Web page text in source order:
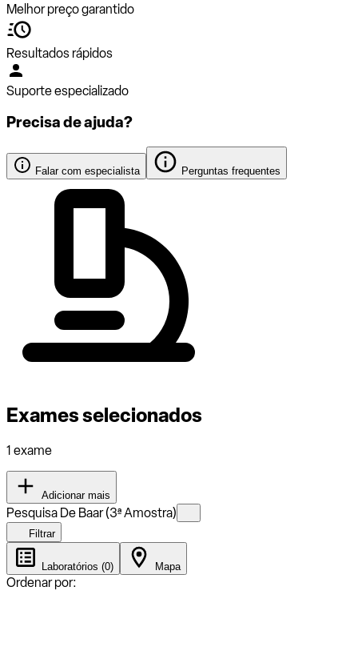
Melhor preço garantido
Resultados rápidos
Suporte especializado
Precisa de ajuda?
Falar com especialista Perguntas frequentes
Exames selecionados
1 exame
Adicionar mais
Pesquisa De Baar (3ª Amostra)
Filtrar
Laboratórios (0) Mapa
Ordenar por: